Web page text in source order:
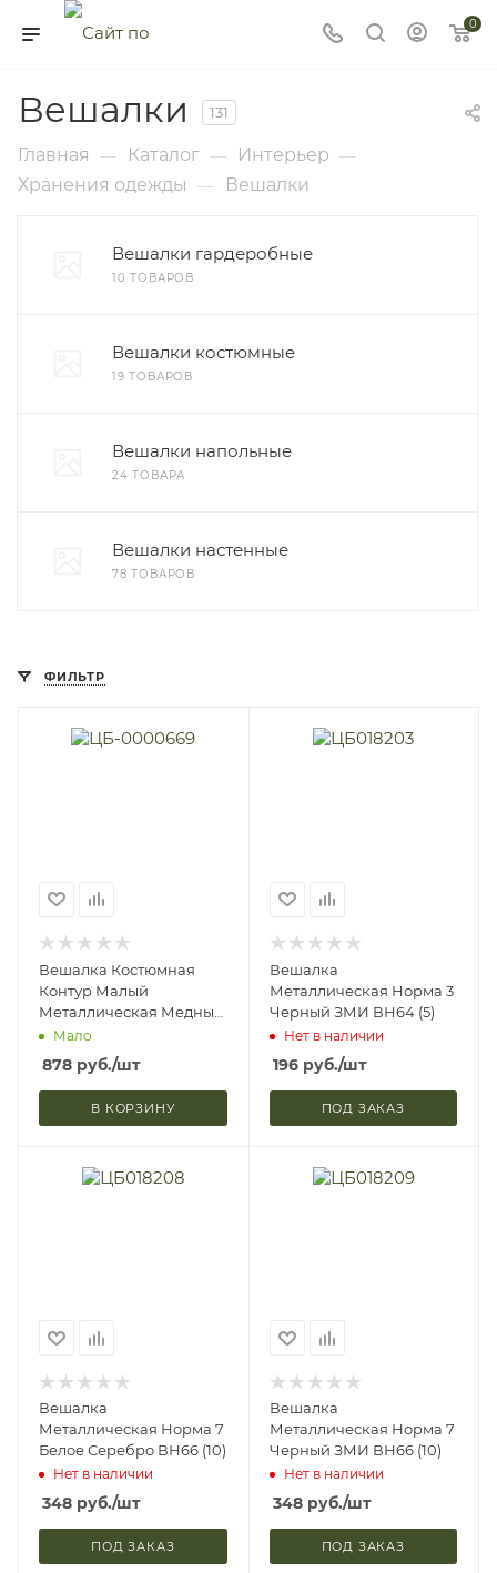
0
Вешалки 131
Главная — Каталог — Интерьер —
Хранения одежды — Вешалки
Вешалки гардеробные
10 ТОВАРОВ
Вешалки костюмные
19 ТОВАРОВ
Вешалки напольные
24 ТОВАРА
Вешалки настенные
78 ТОВАРОВ
ФИЛЬТР
Вешалка Костюмная
Контур Малый
Металлическая Медный
Антик ЗМИ ВНП398 (1)
Мало
878 руб./шт
В КОРЗИНУ
Вешалка
Металлическая Норма 3
Черный ЗМИ ВН64 (5)
Нет в наличии
196руб./шт
ПОД ЗАКАЗ
Вешалка
Металлическая Норма 7
Белое Серебро ВН66 (10)
Нет в наличии
348 руб./шт
ПОД ЗАКАЗ
Вешалка
Металлическая Норма 7
Черный ЗМИ ВН66 (10)
Нет в наличии
348руб./шт
ПОД ЗАКАЗ